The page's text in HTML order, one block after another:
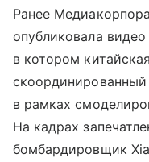
Ранее
опубликовала
в котором
в рамках
На кадрах
бомбардировщик